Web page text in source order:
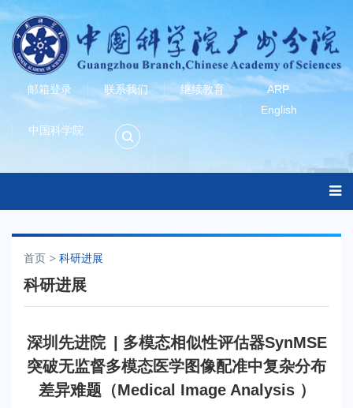
邮箱登录 联系我们 继续教育
ARP
English
中国科学院
首页 科研进展
科研进展
深圳先进院 | 多模态相似性评估器SynMSE
突破无监督多模态医学图像配准中复杂分布
差异难题（Medical Image Analysis ）